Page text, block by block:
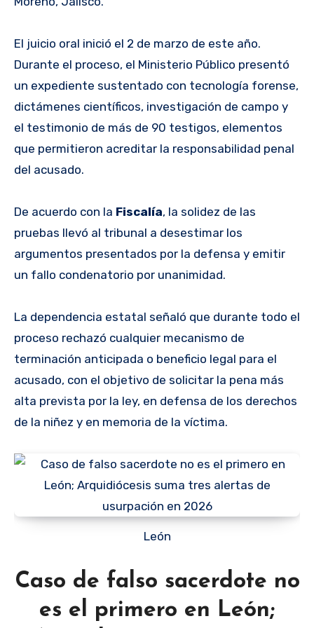
El juicio oral inició el 2 de marzo de este año.
Durante el proceso, el Ministerio Público presentó
un expediente sustentado con tecnología forense,
dictámenes científicos, investigación de campo y
el testimonio de más de 90 testigos, elementos
que permitieron acreditar la responsabilidad penal
del acusado.
De acuerdo con la Fiscalía, la solidez de las
pruebas llevó al tribunal a desestimar los
argumentos presentados por la defensa y emitir
un fallo condenatorio por unanimidad.
La dependencia estatal señaló que durante todo el
proceso rechazó cualquier mecanismo de
terminación anticipada o beneficio legal para el
acusado, con el objetivo de solicitar la pena más
alta prevista por la ley, en defensa de los derechos
de la niñez y en memoria de la víctima.
León
Caso de falso sacerdote no
es el primero en León;